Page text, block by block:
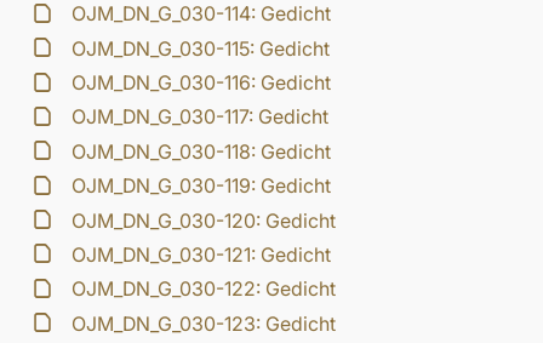
OJM_DN_G_030-114: Gedicht
OJM_DN_G_030-115: Gedicht
OJM_DN_G_030-116: Gedicht
OJM_DN_G_030-117: Gedicht
OJM_DN_G_030-118: Gedicht
OJM_DN_G_030-119: Gedicht
OJM_DN_G_030-120: Gedicht
OJM_DN_G_030-121: Gedicht
OJM_DN_G_030-122: Gedicht
OJM_DN_G_030-123: Gedicht